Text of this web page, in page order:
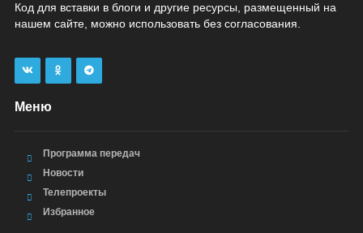
Код для вставки в блоги и другие ресурсы, размещенный на
нашем сайте, можно использовать без согласования.
Меню
Программа передач
Новости
Телепроекты
Избранное